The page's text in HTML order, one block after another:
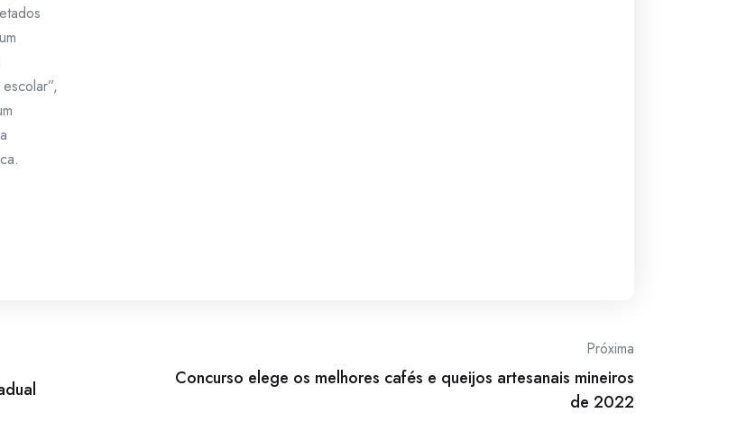
Próxima
Concurso elege os melhores cafés e queijos artesanais mineiros
de 2022